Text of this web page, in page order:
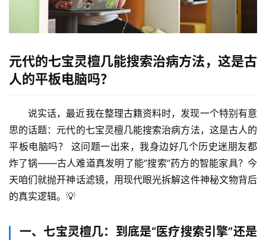
元代的七宝灵檀几能搜索治病方法，这是古
人的平板电脑吗？
说实话，最近我在整理古籍资料时，发现一个特别有意
思的话题： 元代的七宝灵檀几能搜索治病方法，这是古人的
平板电脑吗？
这问题一出来，我身边好几个历史迷朋友都
炸了锅——古人难道真发明了能“搜索”药方的智能家具？今
天咱们就抛开神话滤镜，用现代眼光拆解这件神秘文物背后
的真实逻辑。💡
一、七宝灵檀几：到底是“医疗搜索引擎”还是